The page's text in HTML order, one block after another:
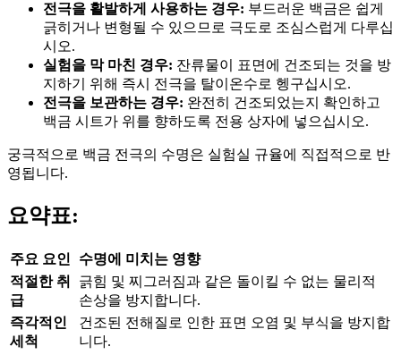
전극을 활발하게 사용하는 경우: 부드러운 백금은 쉽게
긁히거나 변형될 수 있으므로 극도로 조심스럽게 다루십
시오.
실험을 막 마친 경우: 잔류물이 표면에 건조되는 것을 방
지하기 위해 즉시 전극을 탈이온수로 헹구십시오.
전극을 보관하는 경우: 완전히 건조되었는지 확인하고
백금 시트가 위를 향하도록 전용 상자에 넣으십시오.
궁극적으로 백금 전극의 수명은 실험실 규율에 직접적으로 반
영됩니다.
요약표:
주요 요인
수명에 미치는 영향
적절한 취
급
긁힘 및 찌그러짐과 같은 돌이킬 수 없는 물리적
손상을 방지합니다.
즉각적인
세척
건조된 전해질로 인한 표면 오염 및 부식을 방지합
니다.